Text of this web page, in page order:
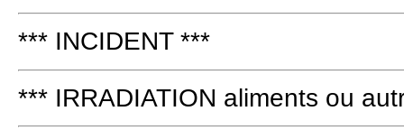
*** INCIDENT ***
*** IRRADIATION aliments ou